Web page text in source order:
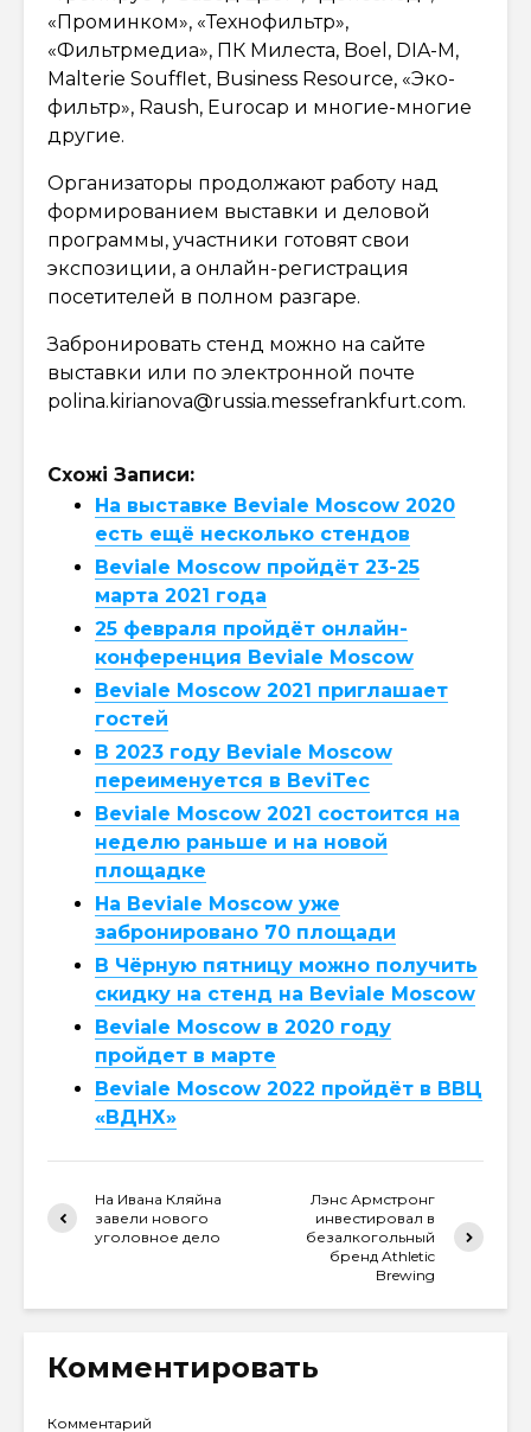
«Проминком», «Технофильтр»,
«Фильтрмедиа», ПК Милеста, Boel, DIA-M,
Malterie Soufflet, Business Resource, «Эко-
фильтр», Raush, Eurocap и многие-многие
другие.
Организаторы продолжают работу над
формированием выставки и деловой
программы, участники готовят свои
экспозиции, а онлайн-регистрация
посетителей в полном разгаре.
Забронировать стенд можно на сайте
выставки или по электронной почте
polina.kirianova@russia.messefrankfurt.com.
Схожі Записи:
На выставке Beviale Moscow 2020
есть ещё несколько стендов
Beviale Moscow пройдёт 23-25
марта 2021 года
25 февраля пройдёт онлайн-
конференция Beviale Moscow
Beviale Moscow 2021 приглашает
гостей
В 2023 году Beviale Moscow
переименуется в BeviTec
Beviale Moscow 2021 состоится на
неделю раньше и на новой
площадке
На Beviale Moscow уже
забронировано 70 площади
В Чёрную пятницу можно получить
скидку на стенд на Beviale Moscow
Beviale Moscow в 2020 году
пройдет в марте
Beviale Moscow 2022 пройдёт в ВВЦ
«ВДНХ»
На Ивана Кляйна
завели нового
уголовное дело
Лэнс Армстронг
инвестировал в
безалкогольный
бренд Athletic
Brewing
Комментировать
Комментарий